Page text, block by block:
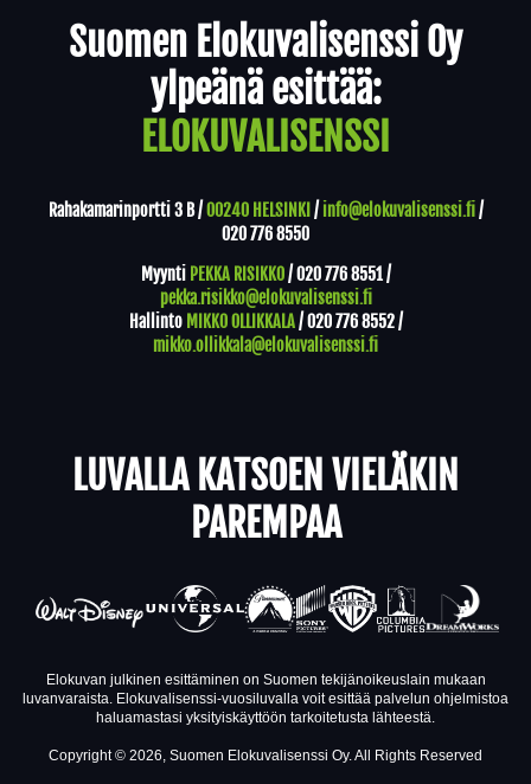
Suomen Elokuvalisenssi Oy
ylpeänä esittää:
ELOKUVALISENSSI
Rahakamarinportti 3 B /00240 HELSINKI / info@elokuvalisenssi.fi/
020 776 8550
Myynti PEKKA RISIKKO/020 776 8551/
pekka.risikko@elokuvalisenssi.fi
Hallinto MIKKO OLLIKKALA/020 776 8552/
mikko.ollikkala@elokuvalisenssi.fi
LUVALLA KATSOEN VIELÄKIN
PAREMPAA
Elokuvan julkinen esittäminen on Suomen tekijänoikeuslain mukaan
luvanvaraista. Elokuvalisenssi-vuosiluvalla voit esittää palvelun ohjelmistoa
haluamastasi yksityiskäyttöön tarkoitetusta lähteestä.
Copyright © 2026, Suomen Elokuvalisenssi Oy. All Rights Reserved